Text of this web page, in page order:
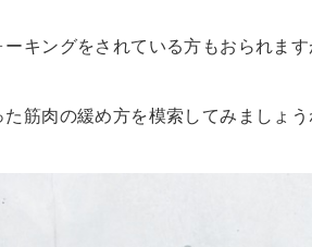
キングをされている方もおられま
た筋肉の緩め方を模索してみましょう